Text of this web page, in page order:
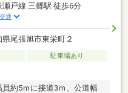
瀬戸線 三郷駅 徒歩6分
通
県尾張旭市東栄町２
駐車場あり
約5ｍに接道3ｍ、公道幅